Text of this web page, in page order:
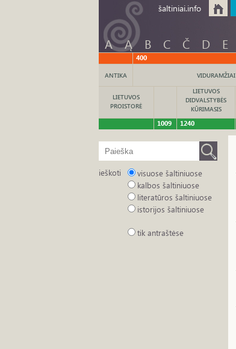
šaltiniai.info
A Ą B C Č D E
400
ANTIKA VIDURAMŽIAI
LIETUVOS
PROISTORĖ
LIETUVOS
DIDVALSTYBĖS
KŪRIMASIS
1009 1240
ieškoti
visuose šaltiniuose
kalbos šaltiniuose
literatūros šaltiniuose
istorijos šaltiniuose
tik antraštėse